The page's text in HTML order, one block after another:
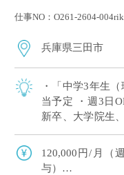
仕事NO：O261-2604-004rik
兵庫県三田市
・「中学3年生
当予定 ・週3日
新卒、大学院生
※広大なキャン
120,000円/月（
与）